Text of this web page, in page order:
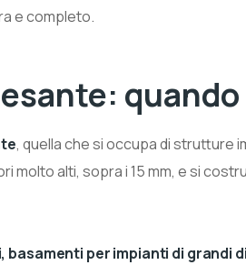
e completo.
, quella che si occupa di
molto alti, sopra i 15 mm, e si
per impianti di grandi